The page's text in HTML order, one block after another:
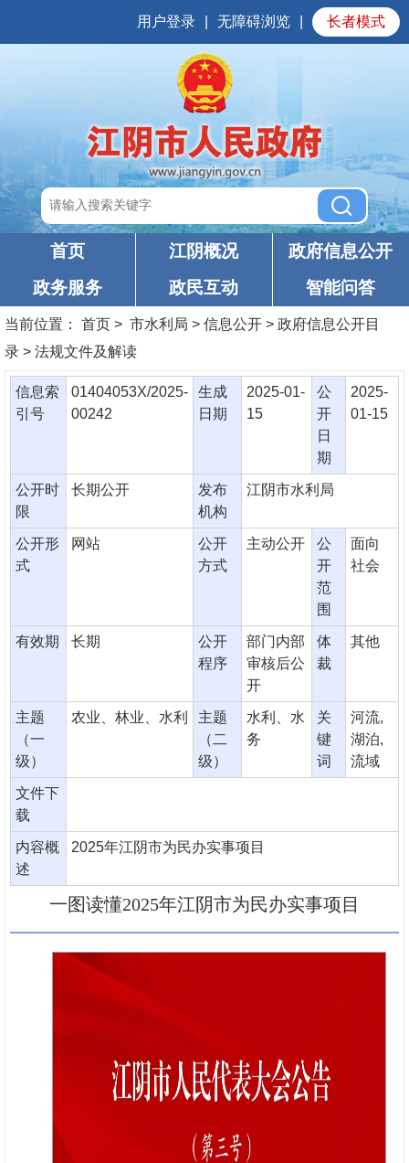
用户登录 无障碍浏览 长者模式
首页 江阴概况
政府信息公开
政务服务
政民互动 智能问答
当前位置： 首页 > 市水利局 > 信息公开 > 政府信息公开目
录 > 法规文件及解读
信息索
引号
01404053X/2025-
00242
生成
日期
2025-01-
15
公
开
日
期
2025-
01-15
公开时
限
长期公开
发布
机构
江阴市水利局
公开形
式
网站
公开
方式
主动公开
公
开
范
围
面向
社会
有效期 长期
公开
程序
部门内部
审核后公
开
体
裁
其他
主题
（一
级）
农业、林业、水利
主题
（二
级）
水利、水
务
关
键
词
河流,
湖泊,
流域
文件下
载
内容概
述
2025年江阴市为民办实事项目
一图读懂2025年江阴市为民办实事项目